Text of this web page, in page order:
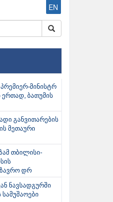
EN
მინისტრ
ბათუმის
განვითარების
მეთაური
თბილისი-
დრ
ნავსადგურში